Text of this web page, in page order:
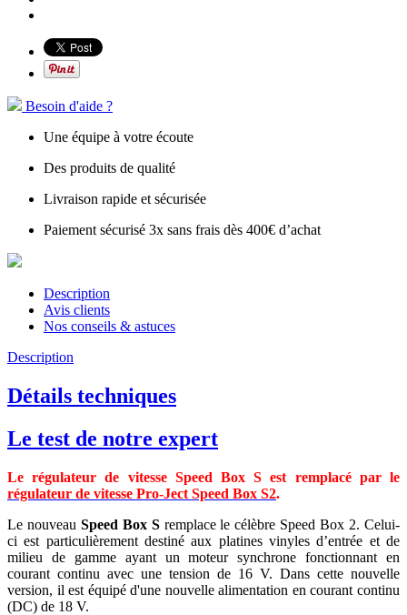
Besoin d'aide ?
Une équipe à votre écoute
Des produits de qualité
Livraison rapide et sécurisée
Paiement sécurisé 3x sans frais dès 400€ d’achat
Description
Avis clients
Nos conseils & astuces
Description
Détails techniques
Le test de notre expert
Le régulateur de vitesse Speed Box S est remplacé par le
régulateur de vitesse Pro-Ject Speed Box S2.
Le nouveau Speed Box Sremplace le célèbre Speed Box 2. Celui-
ci est particulièrement destiné aux platines vinyles d’entrée et de
milieu de gamme ayant un moteur synchrone fonctionnant en
courant continu avec une tension de 16 V. Dans cette nouvelle
version, il est équipé d'une nouvelle alimentation en courant continu
(DC) de 18 V.